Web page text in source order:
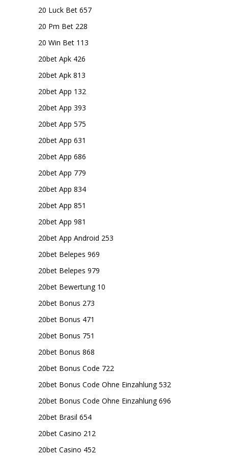
20 Luck Bet 657
20 Pm Bet 228
20 Win Bet 113
20bet Apk 426
20bet Apk 813
20bet App 132
20bet App 393
20bet App 575
20bet App 631
20bet App 686
20bet App 779
20bet App 834
20bet App 851
20bet App 981
20bet App Android 253
20bet Belepes 969
20bet Belepes 979
20bet Bewertung 10
20bet Bonus 273
20bet Bonus 471
20bet Bonus 751
20bet Bonus 868
20bet Bonus Code 722
20bet Bonus Code Ohne Einzahlung 532
20bet Bonus Code Ohne Einzahlung 696
20bet Brasil 654
20bet Casino 212
20bet Casino 452